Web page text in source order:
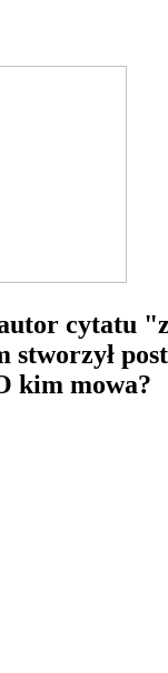
cytatu
stworzył
kim mowa?